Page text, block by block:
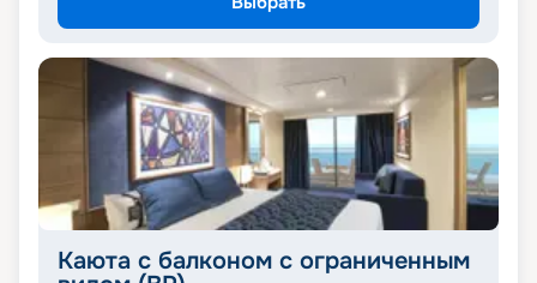
Каюта с балконом с ограниченным